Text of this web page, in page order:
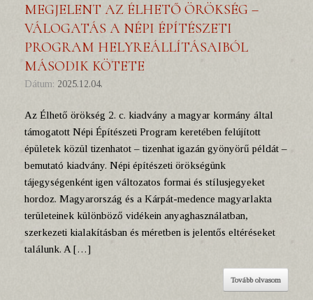
MEGJELENT AZ ÉLHETŐ ÖRÖKSÉG –
VÁLOGATÁS A NÉPI ÉPÍTÉSZETI
PROGRAM HELYREÁLLÍTÁSAIBÓL
MÁSODIK KÖTETE
Dátum: 2025.12.04.
Az Élhető örökség 2. c. kiadvány a magyar kormány által
támogatott Népi Építészeti Program keretében felújított
épületek közül tizenhatot – tizenhat igazán gyönyörű példát –
bemutató kiadvány. Népi építészeti örökségünk
tájegységenként igen változatos formai és stílusjegyeket
hordoz. Magyarország és a Kárpát-medence magyarlakta
területeinek különböző vidékein anyaghasználatban,
szerkezeti kialakításban és méretben is jelentős eltéréseket
találunk. A […]
Tovább olvasom